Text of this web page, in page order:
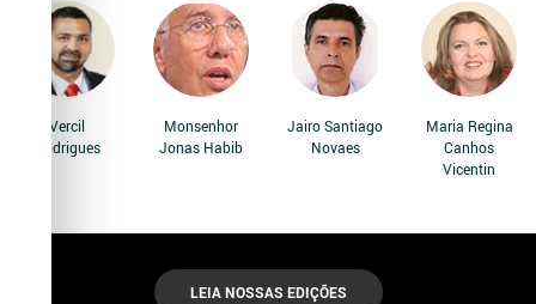
Vercil
Rodrigues
Monsenhor
Jonas Habib
Jairo Santiago
Novaes
Maria Regina
Canhos
Vicentin
LEIA NOSSAS EDIÇÕES